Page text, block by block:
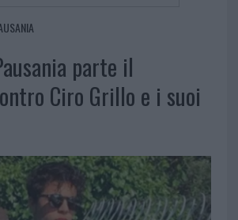
parte il
Ciro Grillo e i suoi